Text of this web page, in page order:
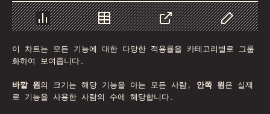
Chart Data Share
Customize
이 차트는 모든 기능에 대한 다양한 적용률을 카테고리별로 그룹
화하여 보여줍니다.
바깥 원의 크기는 해당 기능을 아는 모든 사람, 안쪽 원은 실제
로 기능을 사용한 사람의 수에 해당합니다.